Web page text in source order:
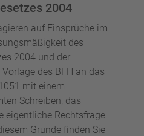
2004
auf Einsprüche im
des
2004 und der
des BFH an das
mit einem
Schreiben, das
eigentliche Rechtsfrage
Grunde finden Sie